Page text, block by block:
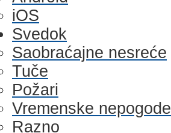
iOS
Svedok
Saobraćajne nesreće
Tuče
Požari
Vremenske nepogode
Razno